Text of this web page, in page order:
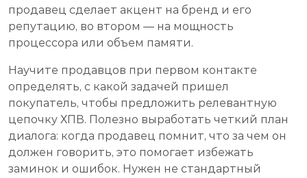
продавец сделает акцент на бренд и его
репутацию, во втором — на мощность
процессора или объем памяти.
Научите продавцов при первом контакте
определять, с какой задачей пришел
покупатель, чтобы предложить релевантную
цепочку ХПВ. Полезно выработать четкий план
диалога: когда продавец помнит, что за чем он
должен говорить, это помогает избежать
заминок и ошибок. Нужен не стандартный